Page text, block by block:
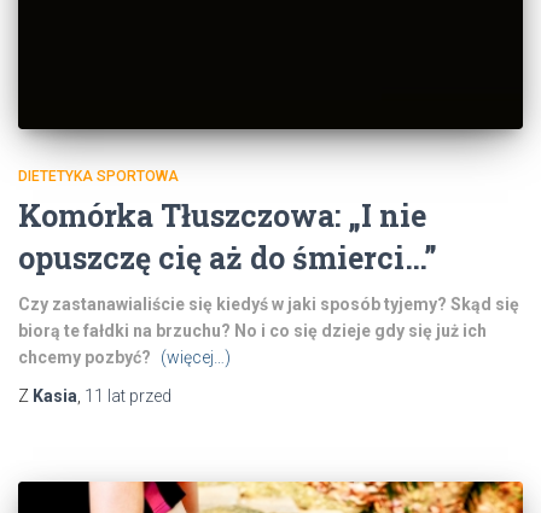
DIETETYKA SPORTOWA
Komórka Tłuszczowa: „I nie
opuszczę cię aż do śmierci…”
Czy zastanawialiście się kiedyś w jaki sposób tyjemy? Skąd się
biorą te fałdki na brzuchu? No i co się dzieje gdy się już ich
chcemy pozbyć?
(więcej…)
Z Kasia, 11 lat przed